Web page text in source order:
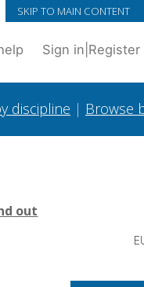
SKIP TO MAIN CONTENT
Sign in Register
discipline | Browse
out